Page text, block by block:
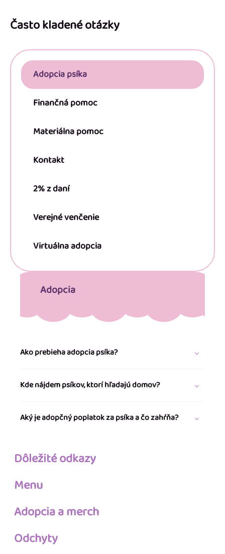
Často kladené otázky
Adopcia psíka
Finančná pomoc
Materiálna pomoc
Kontakt
2% z daní
Verejné venčenie
Virtuálna adopcia
Adopcia
Ako prebieha adopcia psíka?
Kde nájdem psíkov, ktorí hľadajú domov?
Aký je adopčný poplatok za psíka a čo zahŕňa?
Dôležité odkazy
Menu
Adopcia a merch
Odchyty